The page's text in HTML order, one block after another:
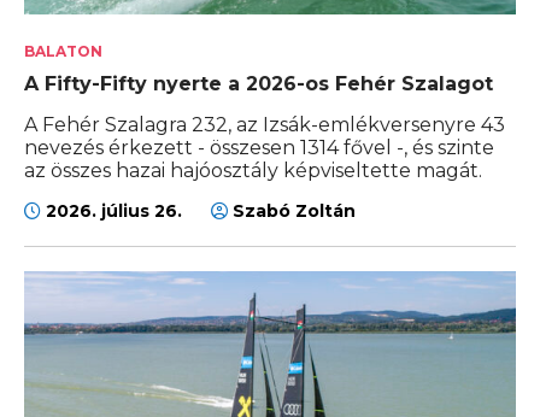
BALATON
A Fifty-Fifty nyerte a 2026-os Fehér Szalagot
A Fehér Szalagra 232, az Izsák-emlékversenyre 43
nevezés érkezett - összesen 1314 fővel -, és szinte
az összes hazai hajóosztály képviseltette magát.
2026. július 26. Szabó Zoltán